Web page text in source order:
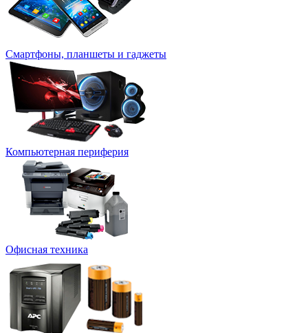
Смартфоны, планшеты и гаджеты
Компьютерная периферия
Офисная техника